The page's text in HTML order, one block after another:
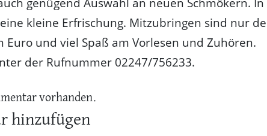
kleine Erfrischung. Mitzubringen sind nur
Euro und viel Spaß am Vorlesen und Zuhören.
der Rufnummer 02247/756233.
vorhanden.
hinzufügen